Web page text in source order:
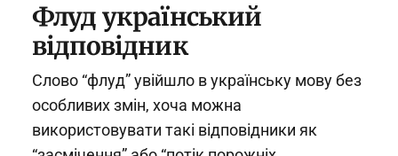
Флуд український
відповідник
Слово “флуд” увійшло в українську мову без
особливих змін, хоча можна
використовувати такі відповідники як